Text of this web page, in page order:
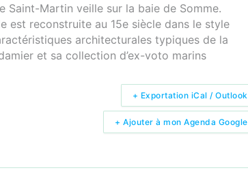
Saint-Martin veille sur la baie de Somme.
est reconstruite au 15e siècle dans le style
architecturales typiques de la
et sa collection d’ex-voto marins
+ Ajouter à mon Agenda Google
+ Exportation iCal / Outlook